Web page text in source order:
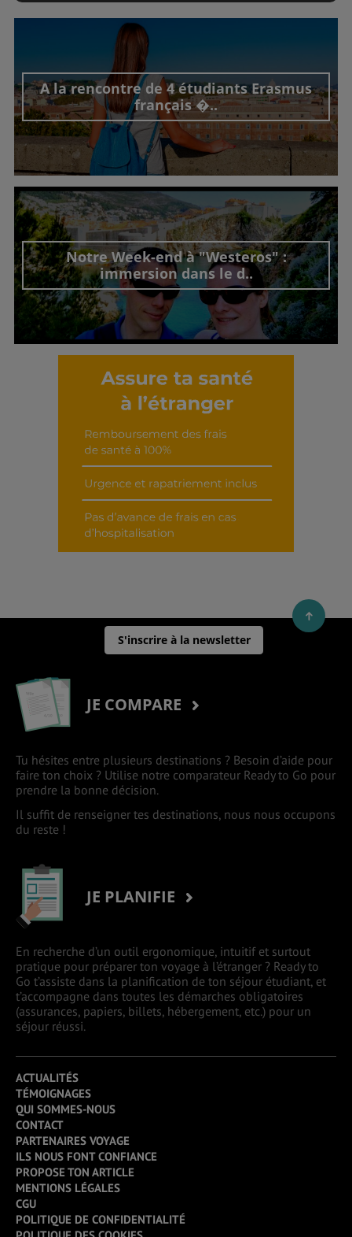
A la rencontre de 4 étudiants Erasmus
français �..
Découvrir cet interview
Notre Week-end à "Westeros" :
immersion dans le d..
Découvrir cet interview
S'inscrire à la newsletter
JE COMPARE
Tu hésites entre plusieurs destinations ? Besoin d’aide pour
faire ton choix ? Utilise notre comparateur Ready to Go pour
prendre la bonne décision.
Il suffit de renseigner tes destinations, nous nous occupons
du reste !
JE PLANIFIE
En recherche d’un outil ergonomique, intuitif et surtout
pratique pour préparer ton voyage à l’étranger ? Ready to
Go t’assiste dans la planification de ton séjour étudiant, et
t’accompagne dans toutes les démarches obligatoires
(assurances, papiers, billets, hébergement, etc.) pour un
séjour réussi.
ACTUALITÉS
TÉMOIGNAGES
QUI SOMMES-NOUS
CONTACT
PARTENAIRES VOYAGE
ILS NOUS FONT CONFIANCE
PROPOSE TON ARTICLE
MENTIONS LÉGALES
CGU
POLITIQUE DE CONFIDENTIALITÉ